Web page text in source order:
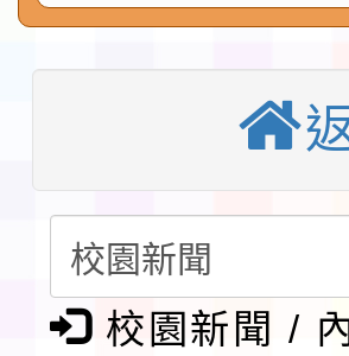
錦標賽」海
計畫」公費
115學年度
會活動流程表
本校115學年
第3次招考代
告(不再辦理
檢送「桃園
賽實施要點
本市「115學
校園新聞 /